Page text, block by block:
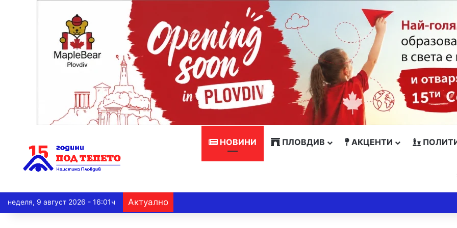
НОВИНИ ПЛОВДИВ АКЦЕНТИ
неделя, 9 август 2026 - 16:01ч Актуално